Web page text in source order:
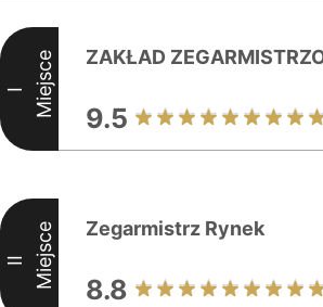
I Miejsce ZAKŁAD
9.5
II Miejsce Zegarmistrz Rynek
8.8